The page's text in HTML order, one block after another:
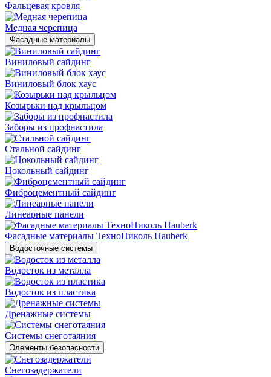
Фальцевая кровля
Медная черепица
Фасадные материалы
Виниловый сайдинг
Виниловый блок хаус
Козырьки над крыльцом
Заборы из профнастила
Стальной сайдинг
Цокольный сайдинг
Фиброцементный сайдинг
Линеарные панели
Фасадные материалы ТехноНиколь Hauberk
Водосточные системы
Водосток из металла
Водосток из пластика
Дренажные системы
Системы снеготаяния
Элементы безопасности
Снегозадержатели